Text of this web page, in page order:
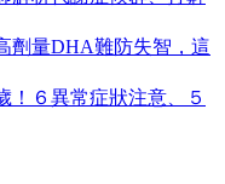
劑量DHA難防失智，這
！６異常症狀注意、５